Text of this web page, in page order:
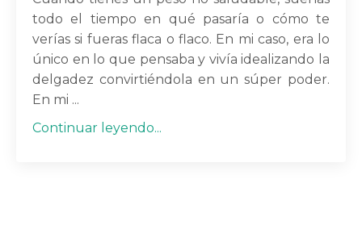
todo el tiempo en qué pasaría o cómo te
verías si fueras flaca o flaco. En mi caso, era lo
único en lo que pensaba y vivía idealizando la
delgadez convirtiéndola en un súper poder.
En mi ...
Continuar leyendo...